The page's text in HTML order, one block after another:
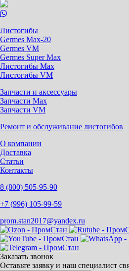
Листогибы
Germes Max-20
Germes VM
Germes Super Max
Листогибы Max
Листогибы VM
Запчасти и аксессуары
Запчасти Max
Запчасти VM
Ремонт и обслуживание листогибов
О компании
Доставка
Статьи
Контакты
8 (800) 505-95-90
+7 (996) 105-99-59
prom.stan2017@yandex.ru
Заказать звонок
Оставьте заявку и наш специалист